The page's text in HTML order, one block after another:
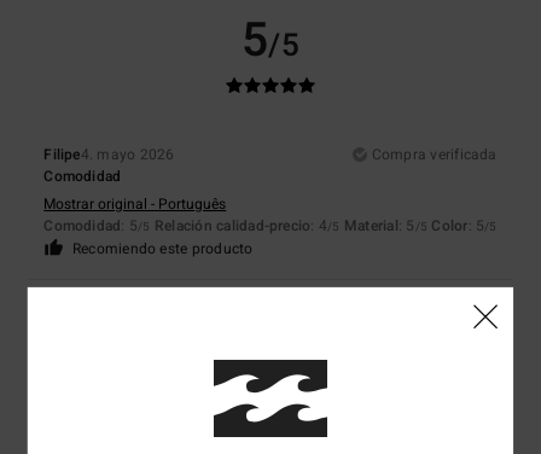
5/5
Filipe4. mayo 2026
Compra verificada
Comodidad
Mostrar original - Português
Comodidad: 5/5 Relación calidad-precio: 4/5 Material: 5 /5 Color: 5/5
Recomiendo este producto